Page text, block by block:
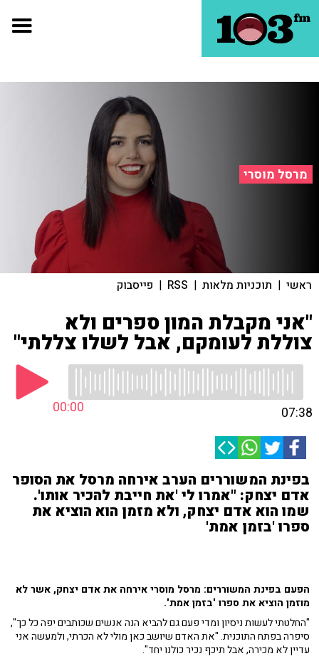
מרסל מוסרי
ראשי | תוכניות מלאות |
RSS
| פייסבוק
"אני מקבלת המון ספרים ולא
צוללת לעומקם, אבל לשלו צללתי"
00:00 07:38
בפינת המשוררים הערב אירחה מרסל את הסופר
אדם יצחק: "אמרו לי 'את חייבת להכיר אותו'.
שמו הוא אדם יצחק, ולא מזמן הוא הוציא את
ספרו 'בזמן אמת'
הפעם בפינת המשוררים: מרסל מוסרי אירחה את אדם יצחק, אשר לא
מוזמן הוציא את ספרו 'בזמן אמת'.
"החלטתי לעשות ניסיון ומדי פעם גם להביא הנה אנשים שכותבים יפה כל כך",
סיפרה בפתח התוכנית. "את האדם שיושב כאן מולי לא הכרתי, ולמעשה אני
עדיין לא מכירה, אבל תיכף נכיר כולנו יחד".